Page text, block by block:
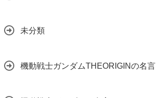
未分類
機動戦士ガンダムTHEORIGINの名言